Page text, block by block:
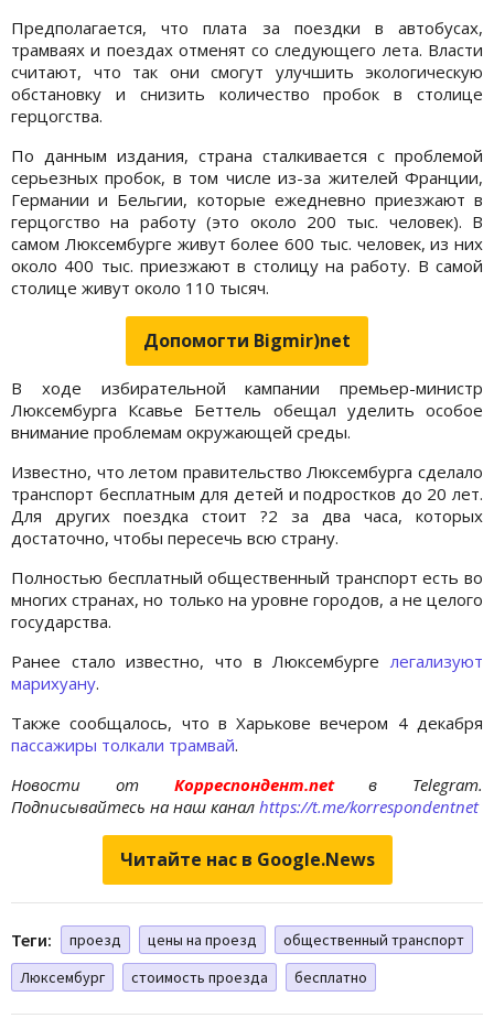
Предполагается, что плата за поездки в автобусах,
трамваях и поездах отменят со следующего лета. Власти
считают, что так они смогут улучшить экологическую
обстановку и снизить количество пробок в столице
герцогства.
По данным издания, страна сталкивается с проблемой
серьезных пробок, в том числе из-за жителей Франции,
Германии и Бельгии, которые ежедневно приезжают в
герцогство на работу (это около 200 тыс. человек). В
самом Люксембурге живут более 600 тыс. человек, из них
около 400 тыс. приезжают в столицу на работу. В самой
столице живут около 110 тысяч.
Допомогти Bigmir)net
В ходе избирательной кампании премьер-министр
Люксембурга Ксавье Беттель обещал уделить особое
внимание проблемам окружающей среды.
Известно, что летом правительство Люксембурга сделало
транспорт бесплатным для детей и подростков до 20 лет.
Для других поездка стоит ?2 за два часа, которых
достаточно, чтобы пересечь всю страну.
Полностью бесплатный общественный транспорт есть во
многих странах, но только на уровне городов, а не целого
государства.
Ранее стало известно, что в Люксембурге легализуют
марихуану.
Также сообщалось, что в Харькове вечером 4 декабря
пассажиры толкали трамвай.
Новости отКорреспондент.netв Telegram.
Подписывайтесь на наш канал https://t.me/korrespondentnet
Читайте нас в Google.News
Теги: проезд цены на проезд
общественный транспорт
Люксембург
стоимость проезда бесплатно